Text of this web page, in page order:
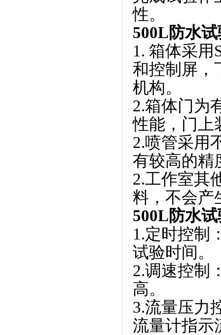
性。
500L防水
1. 箱体采用
和控制屏，
机构。
2.箱体门为
性能，门
2.喷管采用
有较高的精度
2.工作室其
料，不会
500L防水
1.定时控制
试验时间。
2.调速控制
高。
3.流量压力
流量计指示流